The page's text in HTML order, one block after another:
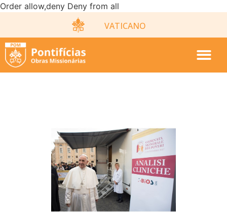
Order allow,deny Deny from all
VATICANO